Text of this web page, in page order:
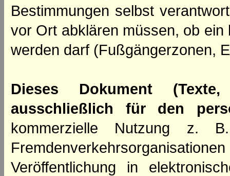
Bestimmungen selbst
vor Ort abklären müssen, ob
werden darf (Fußgängerzonen,
Dieses Dokument
ausschließlich für den
kommerzielle Nutzung z.
Veröffentlichung in